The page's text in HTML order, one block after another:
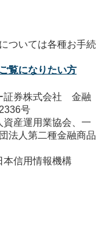
覧になりたい方
証券株式会社 金融
号
産運用業協会、一
法人第二種金融商品
本信用情報機構